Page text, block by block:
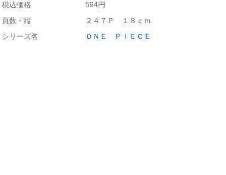
税込価格
594円
頁数・縦
２４７Ｐ １８ｃｍ
シリーズ名
ＯＮＥ ＰＩＥＣＥ